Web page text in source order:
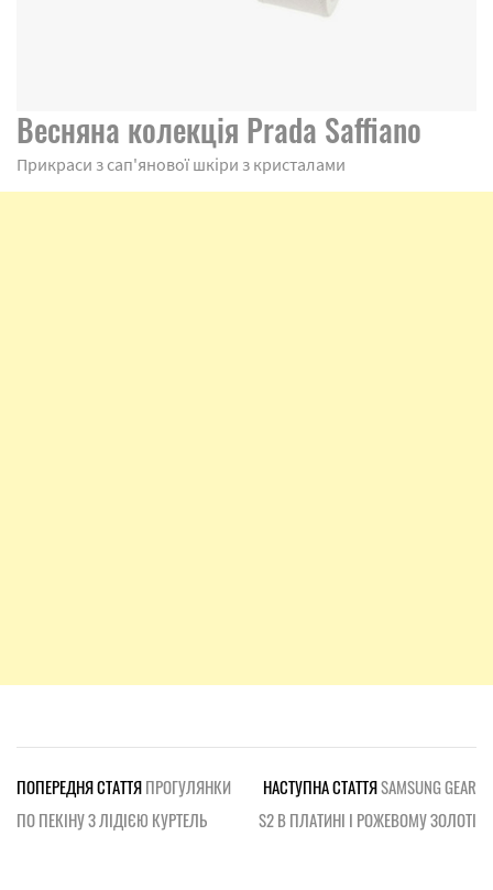
Весняна колекція Prada Saffiano
Прикраси з сап'янової шкіри з кристалами
ПОПЕРЕДНЯ СТАТТЯПРОГУЛЯНКИ
ПО ПЕКІНУ З ЛІДІЄЮ КУРТЕЛЬ
НАСТУПНА СТАТТЯSAMSUNG GEAR
S2 В ПЛАТИНІ І РОЖЕВОМУ ЗОЛОТІ